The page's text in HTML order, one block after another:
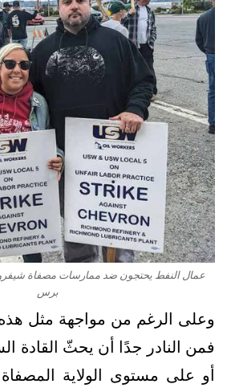
عمال النفط يحتجون ضد ممارسات مصفاة
برس
وعلى الرغم من مواجهة مثل
فمن النادر جدًا أن يحثّ القادة
أو على مستوى الولاية